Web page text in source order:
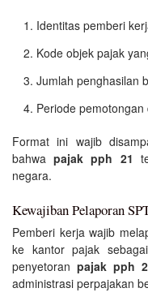
Identitas pemberi
Kode objek pajak
Jumlah penghasilan
Periode
Format ini wajib
bahwapajak pph 21
negara.
Kewajiban Pelaporan
Pemberi kerja wajib
ke kantor pajak
penyetoran pajak pph
administrasi perpajakan